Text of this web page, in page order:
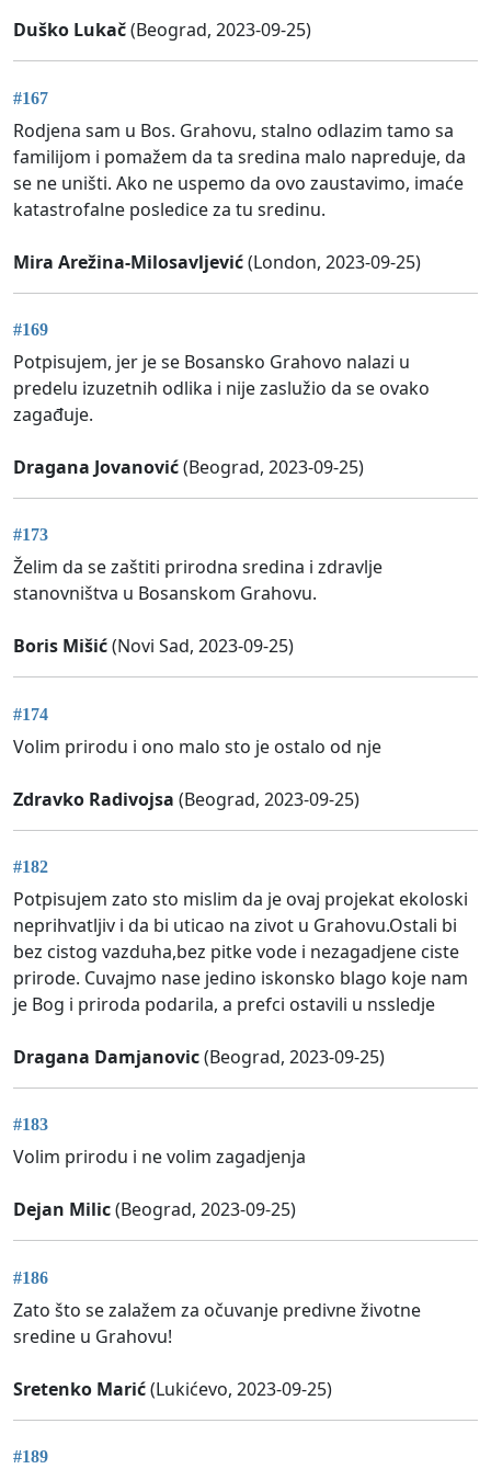
Duško Lukač(Beograd, 2023-09-25)
#167
Rodjena sam u Bos. Grahovu, stalno odlazim tamo sa
familijom i pomažem da ta sredina malo napreduje, da
se ne uništi. Ako ne uspemo da ovo zaustavimo, imaće
katastrofalne posledice za tu sredinu.
Mira Arežina-Milosavljević(London, 2023-09-25)
#169
Potpisujem, jer je se Bosansko Grahovo nalazi u
predelu izuzetnih odlika i nije zaslužio da se ovako
zagađuje.
Dragana Jovanović(Beograd, 2023-09-25)
#173
Želim da se zaštiti prirodna sredina i zdravlje
stanovništva u Bosanskom Grahovu.
Boris Mišić(Novi Sad, 2023-09-25)
#174
Volim prirodu i ono malo sto je ostalo od nje
Zdravko Radivojsa (Beograd, 2023-09-25)
#182
Potpisujem zato sto mislim da je ovaj projekat ekoloski
neprihvatljiv i da bi uticao na zivot u Grahovu.Ostali bi
bez cistog vazduha,bez pitke vode i nezagadjene ciste
prirode. Cuvajmo nase jedino iskonsko blago koje nam
je Bog i priroda podarila, a prefci ostavili u nssledje
Dragana Damjanovic(Beograd, 2023-09-25)
#183
Volim prirodu i ne volim zagadjenja
Dejan Milic(Beograd, 2023-09-25)
#186
Zato što se zalažem za očuvanje predivne životne
sredine u Grahovu!
Sretenko Marić(Lukićevo, 2023-09-25)
#189